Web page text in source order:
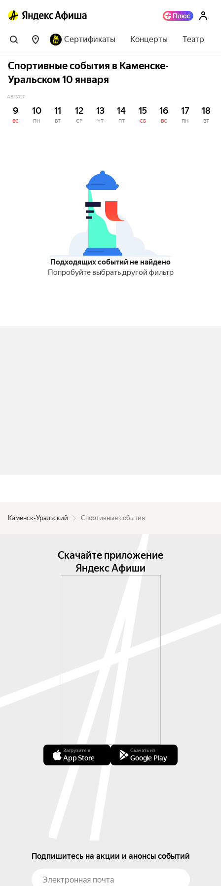
Сертификаты Концерты Театр
Спортивные события в Каменске-
Уральском 10 января
АВГУСТ
9
ВС
10
ПН
11
ВТ
12
СР
13
ЧТ
14
ПТ
15
СБ
16
ВС
17
ПН
18
ВТ
Подходящих событий не найдено
Попробуйте выбрать другой фильтр
Каменск-Уральский Спортивные события
Скачайте приложение
Яндекс Афиши
Загрузите в
App Store
Скачать из
Google Play
Подпишитесь на акции и анонсы событий